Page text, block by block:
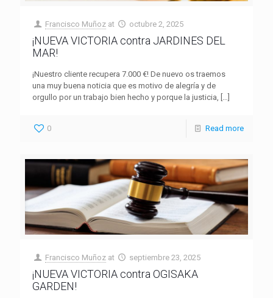
Francisco Muñoz at octubre 2, 2025
¡NUEVA VICTORIA contra JARDINES DEL
MAR!
¡Nuestro cliente recupera 7.000 €! De nuevo os traemos
una muy buena noticia que es motivo de alegría y de
orgullo por un trabajo bien hecho y porque la justicia,
0 Read more
Francisco Muñoz at septiembre 23, 2025
¡NUEVA VICTORIA contra OGISAKA
GARDEN!